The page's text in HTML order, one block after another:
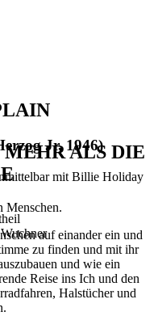
Jr, 1946)
mit Billie Holiday
ALS DIE
Menschen.
auf einander ein und
zu finden und mit ihr
und wie ein
Reise ins Ich und den
Halstücher und